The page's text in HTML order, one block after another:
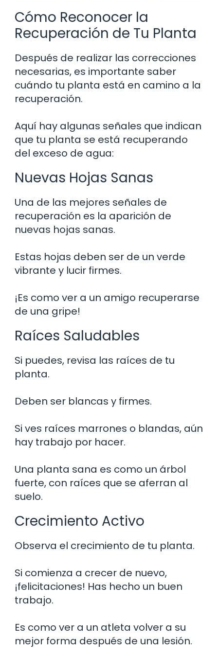
Cómo Reconocer la
Recuperación de Tu Planta
Después de realizar las correcciones
necesarias, es importante saber
cuándo tu planta está en camino a la
recuperación.
Aquí hay algunas señales que indican
que tu planta se está recuperando
del exceso de agua:
Nuevas Hojas Sanas
Una de las mejores señales de
recuperación es la aparición de
nuevas hojas sanas.
Estas hojas deben ser de un verde
vibrante y lucir firmes.
¡Es como ver a un amigo recuperarse
de una gripe!
Raíces Saludables
Si puedes, revisa las raíces de tu
planta.
Deben ser blancas y firmes.
Si ves raíces marrones o blandas, aún
hay trabajo por hacer.
Una planta sana es como un árbol
fuerte, con raíces que se aferran al
suelo.
Crecimiento Activo
Observa el crecimiento de tu planta.
Si comienza a crecer de nuevo,
¡felicitaciones! Has hecho un buen
trabajo.
Es como ver a un atleta volver a su
mejor forma después de una lesión.